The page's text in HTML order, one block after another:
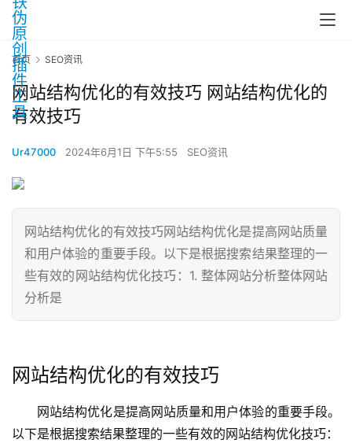
首页 SEO资讯
网站结构优化的有效技巧 网站结构优化的
有效技巧
Ur47000 2024年6月1日 下午5:55 SEO资讯
网站结构优化的有效技巧网站结构优化是提高网站质量
和用户体验的重要手段。以下是根据搜索结果整理的一
些有效的网站结构优化技巧：1. 整体网站分析整体网站
分析是
网站结构优化的有效技巧
网站结构优化是提高网站质量和用户体验的重要手段。
以下是根据搜索结果整理的一些有效的网站结构优化技巧：